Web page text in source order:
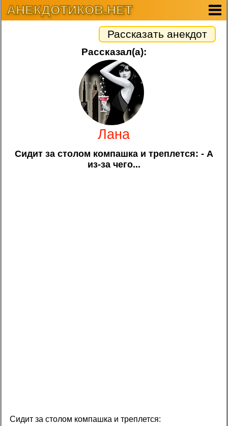
АНЕКДОТИКОВ.НЕТ
Рассказать анекдот
Рассказал(а):
Лана
Сидит за столом компашка и треплется: - А
из-за чего...
Сидит за столом компашка и треплется: